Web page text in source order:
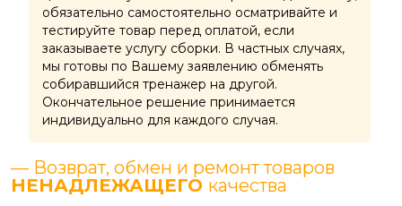
обязательно самостоятельно осматривайте и
тестируйте товар перед оплатой, если
заказываете услугу сборки. В частных случаях,
мы готовы по Вашему заявлению обменять
собиравшийся тренажер на другой.
Окончательное решение принимается
индивидуально для каждого случая.
— Возврат, обмен и ремонт товаров
НЕНАДЛЕЖАЩЕГО качества